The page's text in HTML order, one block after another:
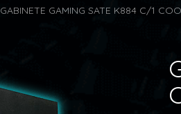
GABINETE GAMING SATE K884 C/1